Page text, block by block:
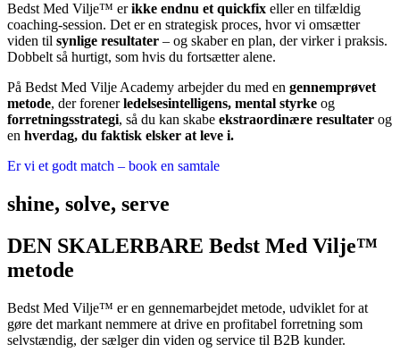
Bedst Med Vilje™ erikke endnu et quickfix eller en tilfældig
coaching-session. Det er en strategisk proces, hvor vi omsætter
viden til synlige resultater – og skaber en plan, der virker i praksis.
Dobbelt så hurtigt, som hvis du fortsætter alene.
På Bedst Med Vilje Academy arbejder du med en gennemprøvet
metode, der forenerledelsesintelligens, mental styrke og
forretningsstrategi, så du kan skabe ekstraordinære resultater og
en hverdag, du faktisk elsker at leve i.
Er vi et godt match – book en samtale
shine, solve, serve
DEN SKALERBARE Bedst Med Vilje™
metode
Bedst Med Vilje™ er en gennemarbejdet metode, udviklet for at
gøre det markant nemmere at drive en profitabel forretning som
selvstændig, der sælger din viden og service til B2B kunder.